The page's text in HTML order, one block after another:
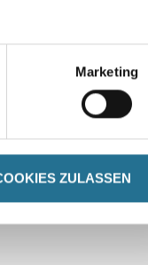
Marketing
ZULASSEN